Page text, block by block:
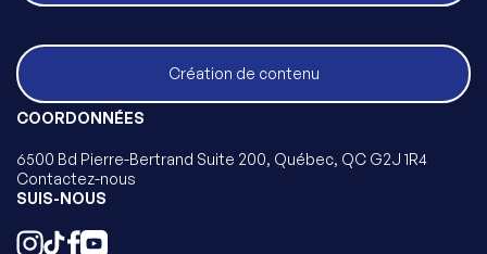
Création de contenu
COORDONNÉES
6500 Bd Pierre-Bertrand Suite 200, Québec, QC G2J 1R4
Contactez-nous
SUIS-NOUS